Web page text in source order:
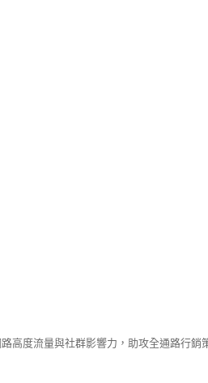
高度流量與社群影響力，助攻全通路行